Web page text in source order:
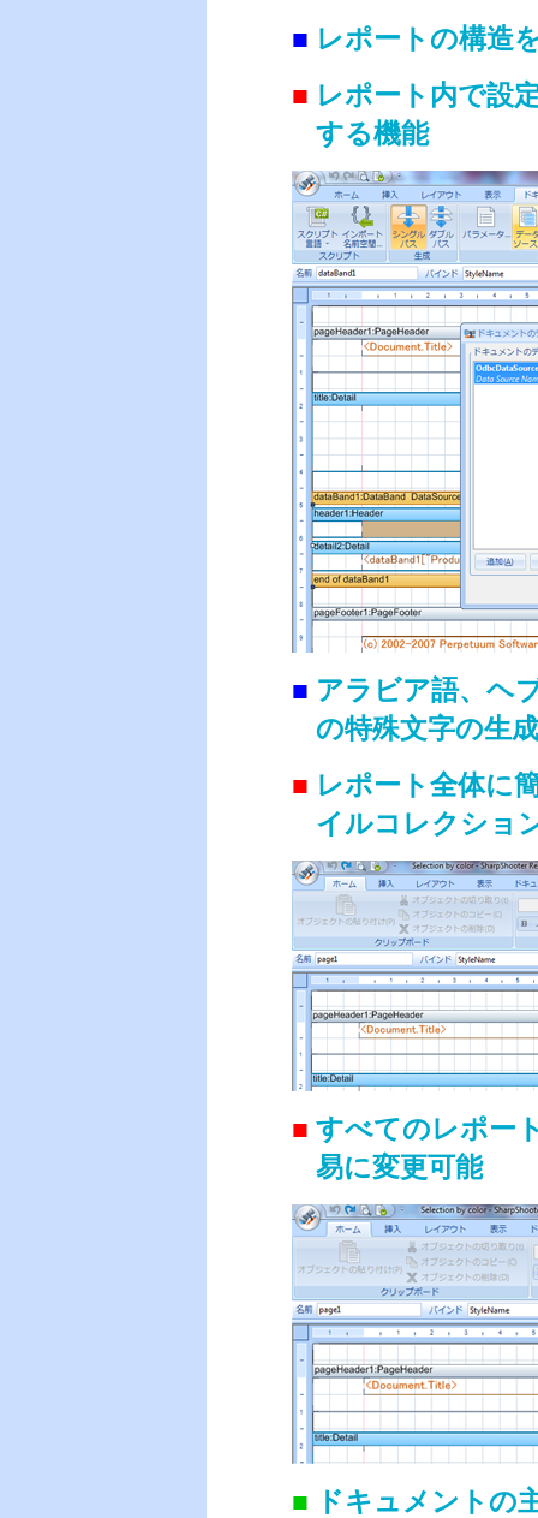
■ レポートの構造
■ レポート内で設
する機能
■ アラビア語、ヘ
の特殊文字の生
■ レポート全体に
イルコレクショ
■ すべてのレポー
易に変更可能
■ ドキュメントの